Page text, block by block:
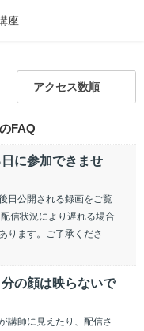
アクセス数順
FAQ
に参加できませ
日公開される録画をご覧
信状況により遅れる場合
ります。ご了承くださ
の顔は映らないで
講師に見えたり、配信さ